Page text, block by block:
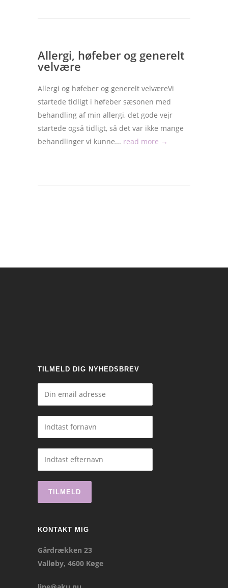
Allergi, høfeber og generelt
velvære
Allergi og høfeber og generelt velværeVi
startede tidligt i høfeber sæsonen med
behandling af min allergi, det gode vejr
startede også tidligt, så det var ikke mange
behandlinger vi kunne... read more →
TILMELD DIG NYHEDSBREV
KONTAKT MIG
Gårdrækken 23
Valløby, 4600 Køge